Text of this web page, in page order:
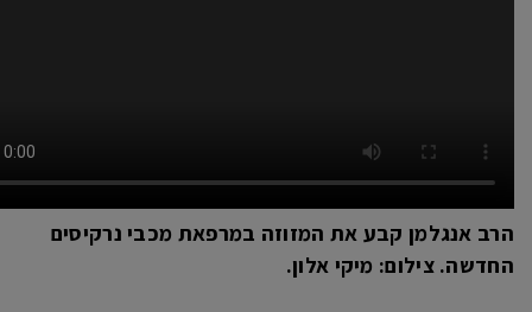
הרב אנגלמן קבע את המזוזה במרפאת מכבי נרקיסים
החדשה. צילום: מיקי אלון.